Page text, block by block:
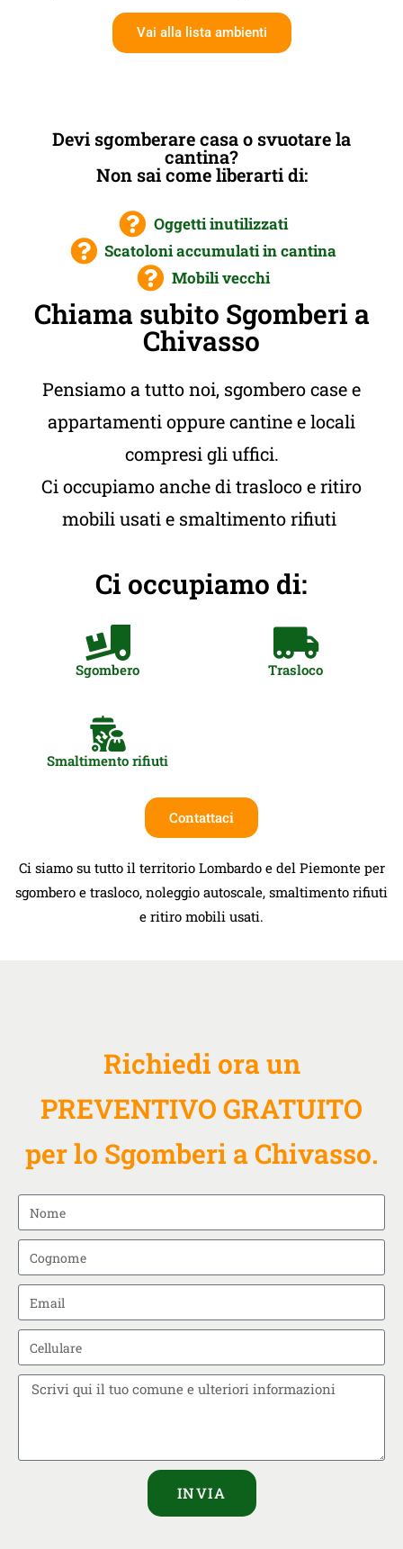
Vai alla lista ambienti
Devi sgomberare casa o svuotare la
cantina?
Non sai come liberarti di:
Oggetti inutilizzati
Scatoloni accumulati in cantina
Mobili vecchi
Chiama subito Sgomberi a
Chivasso
Pensiamo a tutto noi, sgombero case e
appartamenti oppure cantine e locali
compresi gli uffici.
Ci occupiamo anche di trasloco e ritiro
mobili usati e smaltimento rifiuti
Ci occupiamo di:
Sgombero Trasloco
Smaltimento rifiuti
Contattaci
Ci siamo su tutto il territorio Lombardo e del Piemonte per
sgombero e trasloco, noleggio autoscale, smaltimento rifiuti
e ritiro mobili usati.
Richiedi ora un
PREVENTIVO GRATUITO
per lo Sgomberi a Chivasso.
INVIA